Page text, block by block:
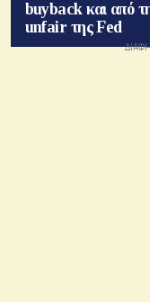
buyback και από
unfair της Fed